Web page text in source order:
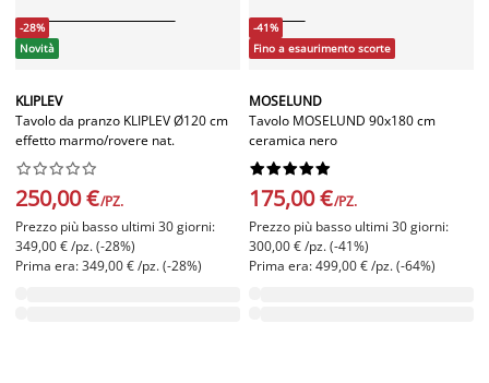
-28%
Novità
KLIPLEV
Tavolo da pranzo KLIPLEV Ø120 cm
effetto marmo/rovere nat.






250,00 €/PZ.
Prezzo più basso ultimi 30 giorni:
349,00 € /pz. (-28%)
Prima era: 349,00 € /pz. (-28%)
-41%
Fino a esaurimento scorte
MOSELUND
Tavolo MOSELUND 90x180 cm
ceramica nero






175,00 €/PZ.
Prezzo più basso ultimi 30 giorni:
300,00 € /pz. (-41%)
Prima era: 499,00 € /pz. (-64%)